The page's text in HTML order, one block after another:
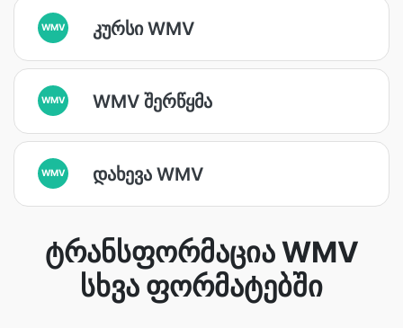
WMV კურსი WMV
WMV WMV შერწყმა
WMV დახევა WMV
ტრანსფორმაცია WMV
სხვა ფორმატებში